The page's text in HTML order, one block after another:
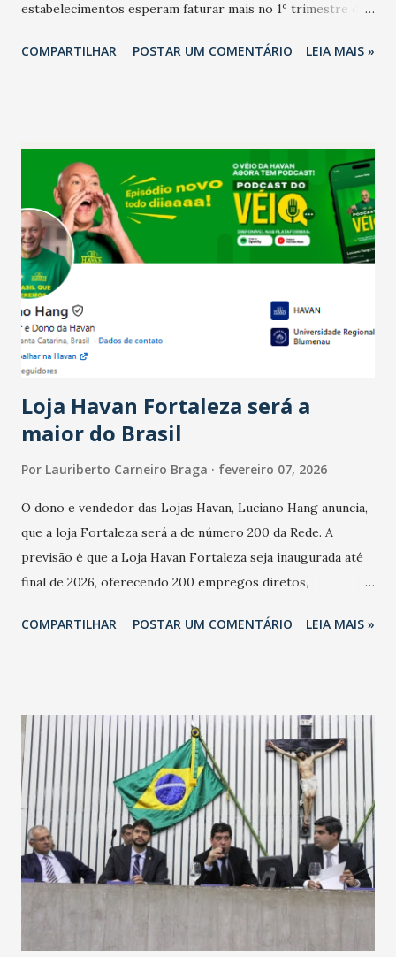
estabelecimentos esperam faturar mais no 1º trimestre de
relação ao último trimestre deste ano, 56% também
confraternizações de fim de ano e pelo pagamento do 13º
Salário para um número maior de trabalhadores, já que o
país tem a menor taxa de desemprego dos anos recentes.
Ainda segundo a Pesquisa, em novembro de 2025, 40% dos
bares e restaurantes operaram com lucro e outros 40%
registraram equilíbrio financeiro. Já o percentual de
estabelecimentos no prejuízo ficou em 19%, pouco abaixo
do observado no mês anterior. Outros 1% não existiam em
novembro. Em relação a outubro, o faturamento também
cresceu. De acordo com a pesquisa, 44% dos n...
COMPARTILHAR POSTAR UM COMENTÁRIO LEIA MAIS »
Loja Havan Fortaleza será a
maior do Brasil
Por Lauriberto Carneiro Braga fevereiro 07, 2026
O dono e vendedor das Lojas Havan, Luciano Hang anuncia,
que a loja Fortaleza será a de número 200 da Rede. A
previsão é que a Loja Havan Fortaleza seja inaugurada até
final de 2026, oferecendo 200 empregos diretos,
Havan Fortaleza ainda não foi anunciada oficialmente, mas
COMPARTILHAR POSTAR UM COMENTÁRIO LEIA MAIS »